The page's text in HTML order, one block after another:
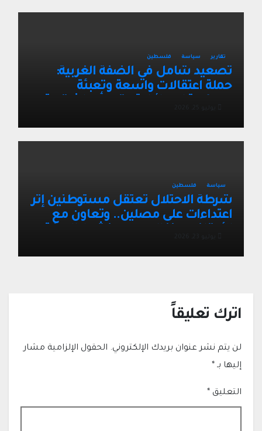
تقارير سياسة فلسطين
تصعيد شامل في الضفة الغربية:
حملة اعتقالات واسعة وتعبئة
سياسة فلسطين
شرطة الاحتلال تعتقل مستوطنين إثر
اعتداءات على مصلين.. وتعاون مع
اترك تعليقاً
لن يتم نشر عنوان بريدك الإلكتروني. الحقول الإلزامية مشار
إليها بـ *
التعليق *